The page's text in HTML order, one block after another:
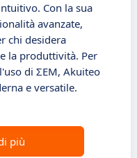
Con la sua
avanzate,
chi desidera
la produttività. Per
di ΣEM, Akuiteo
e versatile.
più